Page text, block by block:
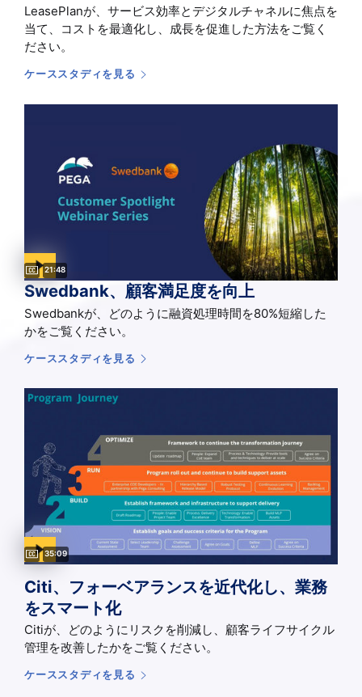
LeasePlanが、サービス効率とデジタルチャネルに焦点を
当て、コストを最適化し、成長を促進した方法をご覧く
ださい。
ケーススタディを見る
Video duration:
21:48
Captions available
Swedbank、顧客満足度を向上
Swedbankが、どのように融資処理時間を80%短縮した
かをご覧ください。
ケーススタディを見る
Video duration:
35:09
Captions available
Citi、フォーベアランスを近代化し、業務
をスマート化
Citiが、どのようにリスクを削減し、顧客ライフサイクル
管理を改善したかをご覧ください。
ケーススタディを見る